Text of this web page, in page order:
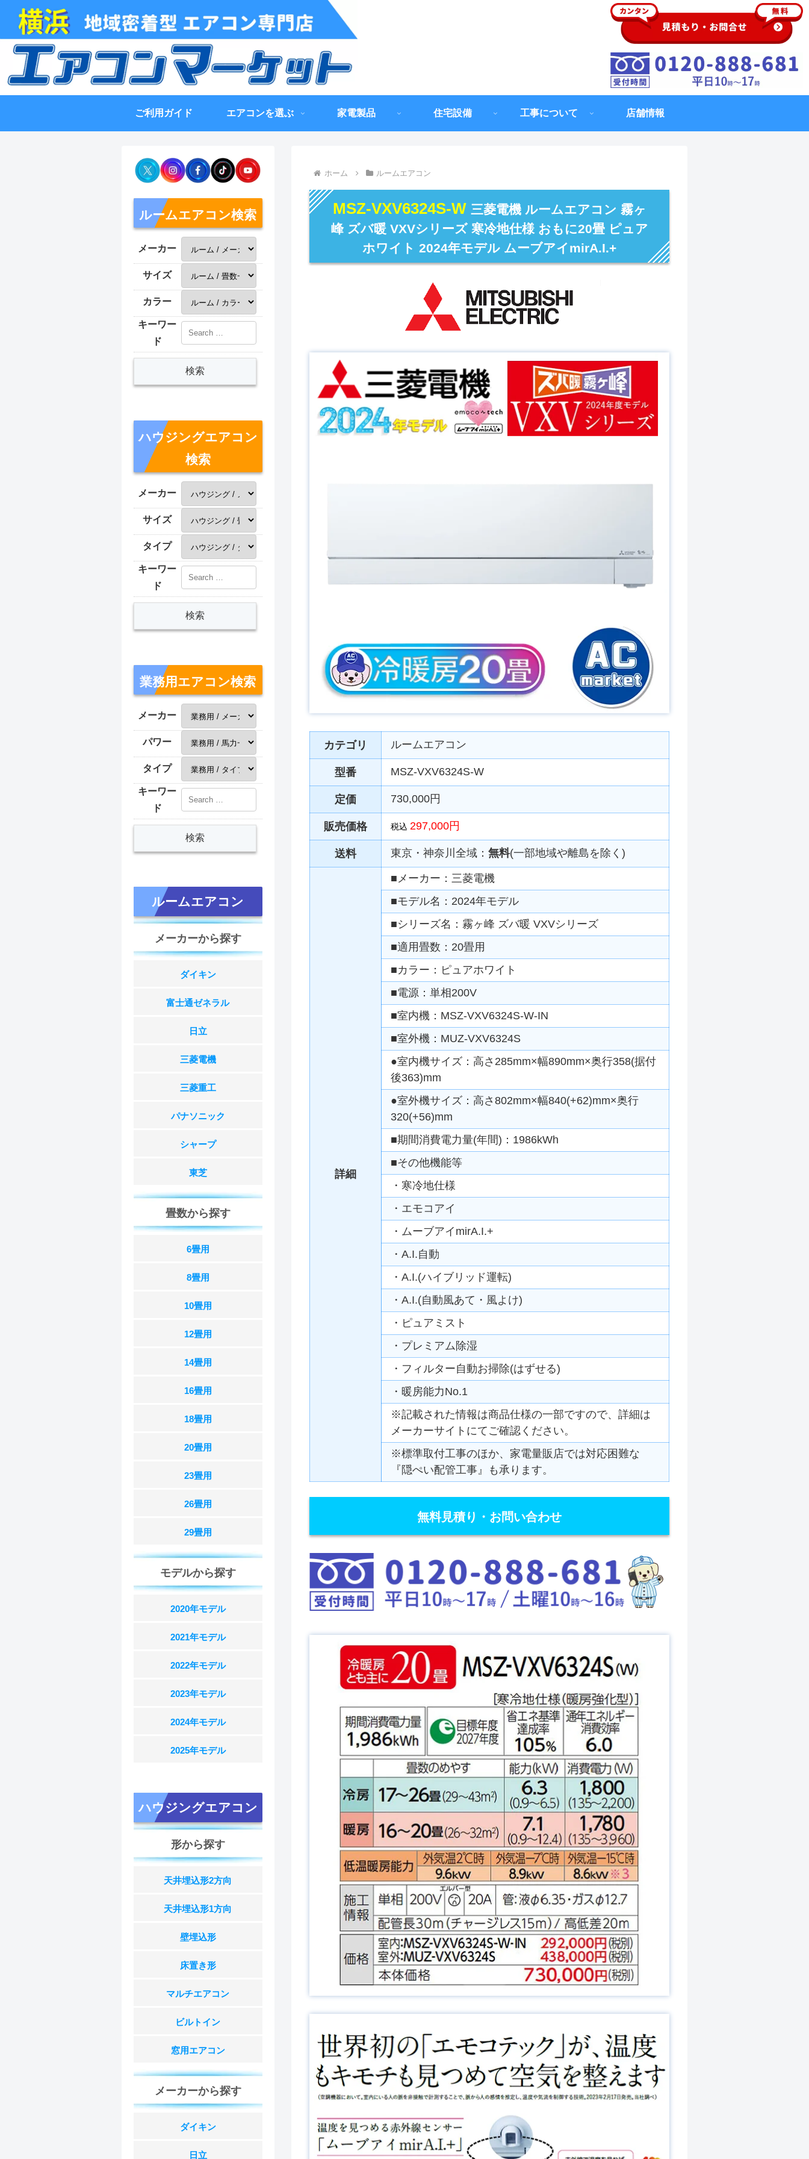
ご利用ガイド エアコンを選ぶ 家電製品 住宅設備 工事について 店舗情報
ホーム ルームエアコン
MSZ-VXV6324S-W 三菱電機 ルームエアコン 霧ヶ
峰 ズバ暖 VXVシリーズ 寒冷地仕様 おもに20畳 ピュア
ホワイト 2024年モデル ムーブアイmirA.I.+
カテゴリ ルームエアコン
型番 MSZ-VXV6324S-W
定価 730,000円
販売価格 税込 297,000円
送料 東京・神奈川全域： 無料(一部地域や離島を除く)
詳細
■メーカー：三菱電機
■モデル名：2024年モデル
■シリーズ名：霧ヶ峰 ズバ暖 VXVシリーズ
■適用畳数：20畳用
■カラー：ピュアホワイト
■電源：単相200V
■室内機：MSZ-VXV6324S-W-IN
■室外機：MUZ-VXV6324S
●室内機サイズ：高さ285mm×幅890mm×奥行358(据付
後363)mm
●室外機サイズ：高さ802mm×幅840(+62)mm×奥行
320(+56)mm
■期間消費電力量(年間)：1986kWh
■その他機能等
・寒冷地仕様
・エモコアイ
・ムーブアイmirA.I.+
・A.I.自動
・A.I.(ハイブリッド運転)
・A.I.(自動風あて・風よけ)
・ピュアミスト
・プレミアム除湿
・フィルター自動お掃除(はずせる)
・暖房能力No.1
※記載された情報は商品仕様の一部ですので、詳細は
メーカーサイトにてご確認ください。
※標準取付工事のほか、家電量販店では対応困難な
『隠ぺい配管工事』も承ります。
無料見積り・お問い合わせ
ルームエアコン検索
メーカー
サイズ
カラー
キーワー
ド
ハウジングエアコン
検索
メーカー
サイズ
タイプ
キーワー
ド
業務用エアコン検索
メーカー
パワー
タイプ
キーワー
ド
ルームエアコン
メーカーから探す
ダイキン
富士通ゼネラル
日立
三菱電機
三菱重工
パナソニック
シャープ
東芝
畳数から探す
6畳用
8畳用
10畳用
12畳用
14畳用
16畳用
18畳用
20畳用
23畳用
26畳用
29畳用
モデルから探す
2020年モデル
2021年モデル
2022年モデル
2023年モデル
2024年モデル
2025年モデル
ハウジングエアコン
形から探す
天井埋込形2方向
天井埋込形1方向
壁埋込形
床置き形
マルチエアコン
ビルトイン
窓用エアコン
メーカーから探す
ダイキン
日立